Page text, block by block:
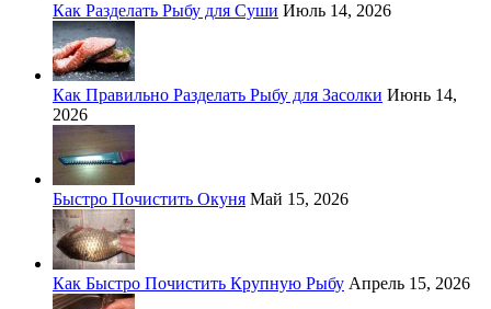
Как Разделать Рыбу для Суши Июль 14, 2026
Как Правильно Разделать Рыбу для Засолки Июнь 14,
2026
Быстро Почистить Окуня Май 15, 2026
Как Быстро Почистить Крупную Рыбу Апрель 15, 2026